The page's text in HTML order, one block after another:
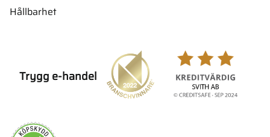
Hållbarhet
Trygg e-handel